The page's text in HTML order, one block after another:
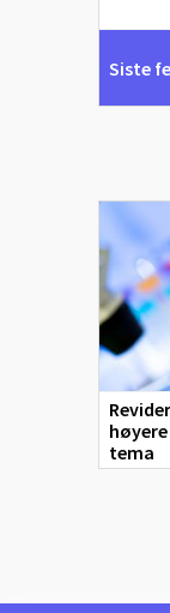
Siste
tema